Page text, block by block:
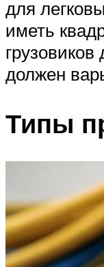
для
иметь
должен
Типы